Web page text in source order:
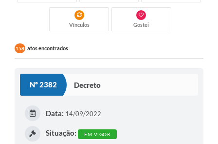
Vínculos Gostei
158 atos encontrados
Nº 2382 Decreto
Data: 14/09/2022
Situação: EM VIGOR